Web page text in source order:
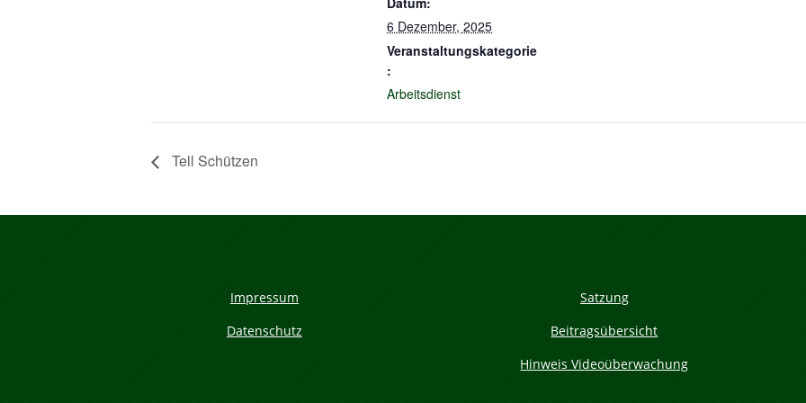
6 Dezember, 2025
Veranstaltungskategorie
:
Arbeitsdienst
Tell Schützen
Impressum
Datenschutz
Satzung
Beitragsübersicht
Hinweis Videoüberwachung